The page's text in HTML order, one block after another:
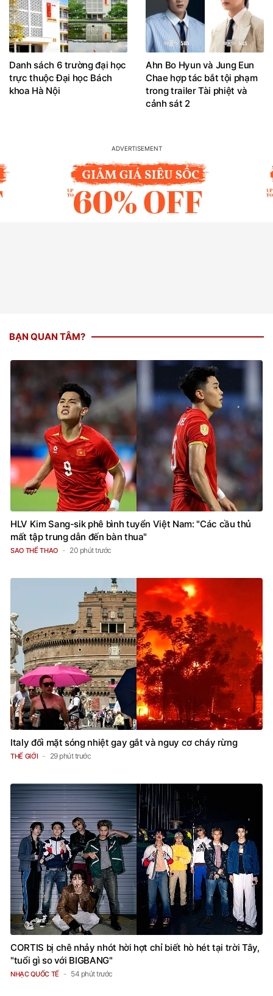
Danh sách 6 trường đại học
trực thuộc Đại học Bách
khoa Hà Nội
Ahn Bo Hyun và Jung Eun
Chae hợp tác bắt tội phạm
trong trailer Tài phiệt và
cảnh sát 2
BẠN QUAN TÂM?
HLV Kim Sang-sik phê bình tuyển Việt Nam: "Các cầu thủ
mất tập trung dẫn đến bàn thua"
SAO THỂ THAO 20 phút trước
Italy đối mặt sóng nhiệt gay gắt và nguy cơ cháy rừng
THẾ GIỚI 29 phút trước
CORTIS bị chê nhảy nhót hời hợt chỉ biết hò hét tại trời Tây,
"tuổi gì so với BIGBANG"
NHẠC QUỐC TẾ 54 phút trước